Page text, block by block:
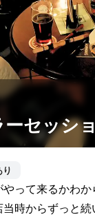
セッシ
って来るかわ
時からずっと続